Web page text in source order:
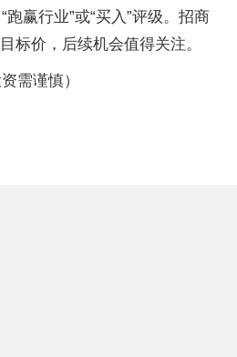
赢行业”或“买入”评级。招商
标价，后续机会值得关注。
需谨慎）